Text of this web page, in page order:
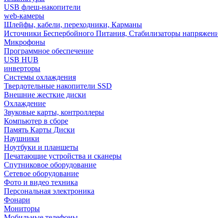
USB флеш-накопители
web-камеры
Шлейфы, кабели, переходники, Карманы
Источники Беспербойного Питания, Стабилизаторы
Микрофоны
Программное обеспечение
USB HUB
инверторы
Системы охлаждения
Твердотельные накопители SSD
Внешние жесткие диски
Охлаждение
Звуковые карты, контроллеры
Компьютер в сборе
Память Карты Диски
Наушники
Ноутбуки и планшеты
Печатающие устройства и сканеры
Спутниковое оборудование
Сетевое оборудование
Фото и видео техника
Персональная электроника
Фонари
Мониторы